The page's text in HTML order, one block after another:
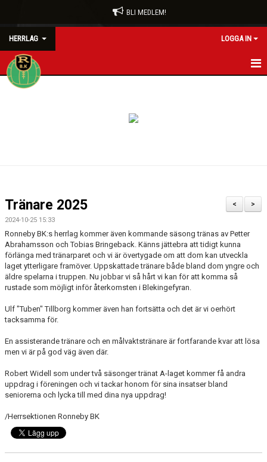
BLI MEDLEM!
HERRLAG LOGGA IN
HEM
BILDGALLERI
DOKUMENT
KONTAKT
>
<
Tränare 2025
2024-10-25 15:33
Ronneby BK:s herrlag kommer även kommande säsong tränas av Petter
Abrahamsson och Tobias Bringeback. Känns jättebra att tidigt kunna
förlänga med tränarparet och vi är övertygade om att dom kan utveckla
laget ytterligare framöver. Uppskattade tränare både bland dom yngre och
äldre spelarna i truppen. Nu jobbar vi så hårt vi kan för att komma så
rustade som möjligt inför återkomsten i Blekingefyran.
Ulf "Tuben" Tillborg kommer även han fortsätta och det är vi oerhört
tacksamma för.
En assisterande tränare och en målvaktstränare är fortfarande kvar att lösa
men vi är på god väg även där.
Robert Widell som under två säsonger tränat A-laget kommer få andra
uppdrag i föreningen och vi tackar honom för sina insatser bland
seniorerna och lycka till med dina nya uppdrag!
/Herrsektionen Ronneby BK